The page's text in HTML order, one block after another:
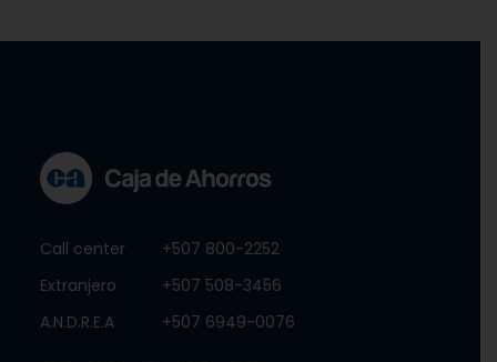
Call center
+507 800-2252
Extranjero
+507 508-3456
A.N.D.R.E.A
+507 6949-0076